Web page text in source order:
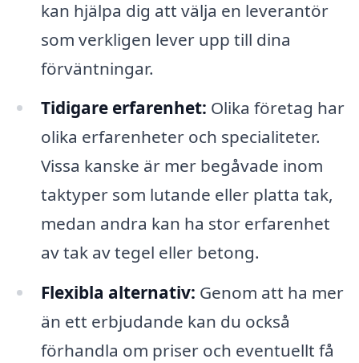
kan hjälpa dig att välja en leverantör
som verkligen lever upp till dina
förväntningar.
Tidigare erfarenhet: Olika företag har
olika erfarenheter och specialiteter.
Vissa kanske är mer begåvade inom
taktyper som lutande eller platta tak,
medan andra kan ha stor erfarenhet
av tak av tegel eller betong.
Flexibla alternativ: Genom att ha mer
än ett erbjudande kan du också
förhandla om priser och eventuellt få